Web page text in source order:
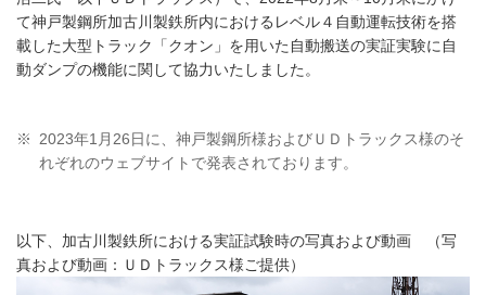
て神戸製鋼所加古川製鉄所内におけるレベル４自動運転技術を搭
載した大型トラック「クオン」を用いた自動搬送の実証実験に自
動ダンプの機能に関して協力いたしました。
※
2023年1月26日に、神戸製鋼所様およびＵＤトラックス様のそ
れぞれのウェブサイトで発表されております。
以下、加古川製鉄所における実証試験時の写真および動画 （写
真および動画：ＵＤトラックス様ご提供）